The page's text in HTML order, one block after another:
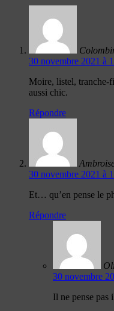
30 novembre 2021 à
Moire, listel, tranche-
aussi chic.
Répondre
30 novembre 2021 à
Et… qu’en pense le
Répondre
30 novembre
Il ne pense pas